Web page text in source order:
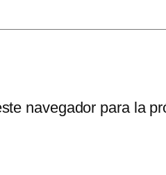
navegador para la